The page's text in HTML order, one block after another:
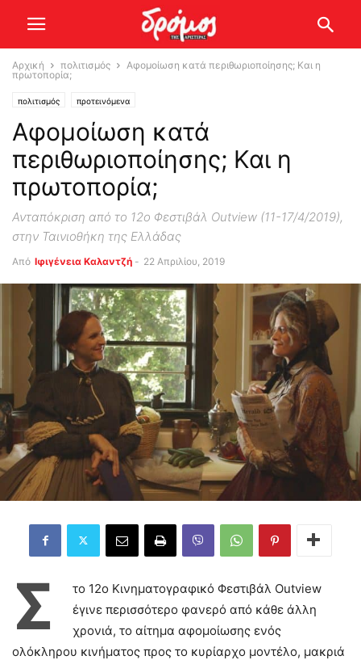
Αρχική πολιτισμός
Αφομοίωση κατά περιθωριοποίησης; Και η
πρωτοπορία;
πολιτισμός προτεινόμενα
Αφομοίωση κατά
περιθωριοποίησης; Και η
πρωτοπορία;
Ανταπόκριση από το 12ο Φεστιβάλ Outview (11-17/4/2019),
στην Ταινιοθήκη της Ελλάδας
Από Ιφιγένεια Καλαντζή - 22 Απριλίου, 2019
Σ
το 12ο Κινηματογραφικό Φεστιβάλ Outview
έγινε περισσότερο φανερό από κάθε άλλη
χρονιά, το αίτημα αφομοίωσης ενός
ολόκληρου κινήματος προς το κυρίαρχο μοντέλο, μακριά